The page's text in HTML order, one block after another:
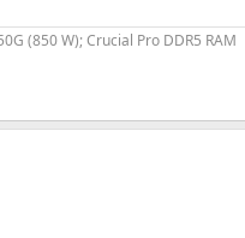
(850 W); Crucial Pro DDR5 RAM